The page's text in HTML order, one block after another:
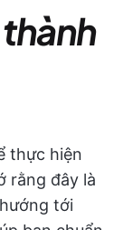
thực hiện
rằng đây là
tới